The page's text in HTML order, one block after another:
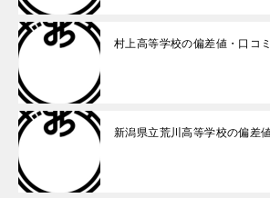
村上高等学校の偏差値・口コ
新潟県立荒川高等学校の偏差